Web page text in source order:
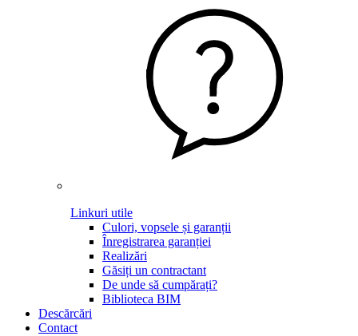
Linkuri utile
Culori, vopsele și garanții
Înregistrarea garanției
Realizări
Găsiți un contractant
De unde să cumpărați?
Biblioteca BIM
Descărcări
Contact